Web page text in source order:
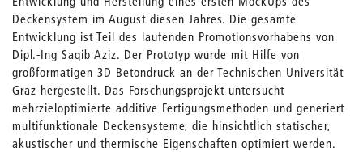
Deckensystem im August diesen Jahres. Die gesamte
Entwicklung ist Teil des laufenden Promotionsvorhabens von
Dipl.-Ing Saqib Aziz. Der Prototyp wurde mit Hilfe von
großformatigen 3D Betondruck an der Technischen Universität
Graz hergestellt. Das Forschungsprojekt untersucht
mehrzieloptimierte additive Fertigungsmethoden und generiert
multifunktionale Deckensysteme, die hinsichtlich statischer,
akustischer und thermische Eigenschaften optimiert werden.